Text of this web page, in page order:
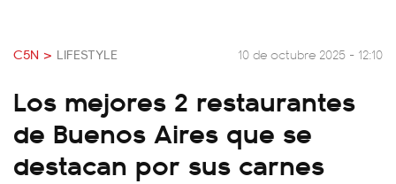
C5N > LIFESTYLE 10 de octubre 2025 - 12:10
Los mejores 2 restaurantes
de Buenos Aires que se
destacan por sus carnes